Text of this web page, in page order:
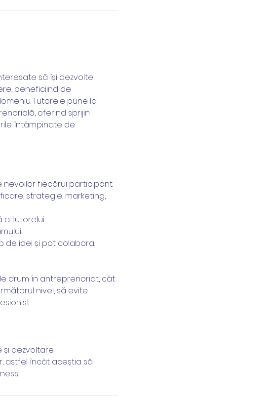
să își dezvolte
beneficiind de
Tutorele pune la
oferind sprijin
întâmpinate de
nevoilor fiecărui participant.
strategie, marketing,
a tutorelui.
de idei și pot colabora.
drum în antreprenoriat, cât
nivel, să evite
dezvoltare
astfel încât aceștia să